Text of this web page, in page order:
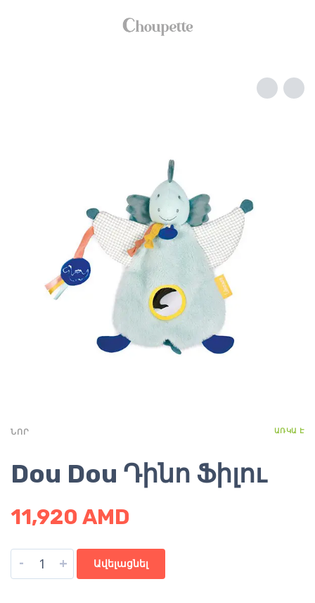
ՆՈՐ ԱՌԿԱ Է
Dou Dou Դինո Ֆիլու
11,920 AMD
- + Ավելացնել